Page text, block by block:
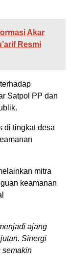
Akar
Resmi
Satpol PP dan
di tingkat desa
mitra
keamanan
ajang
Sinergi
semakin